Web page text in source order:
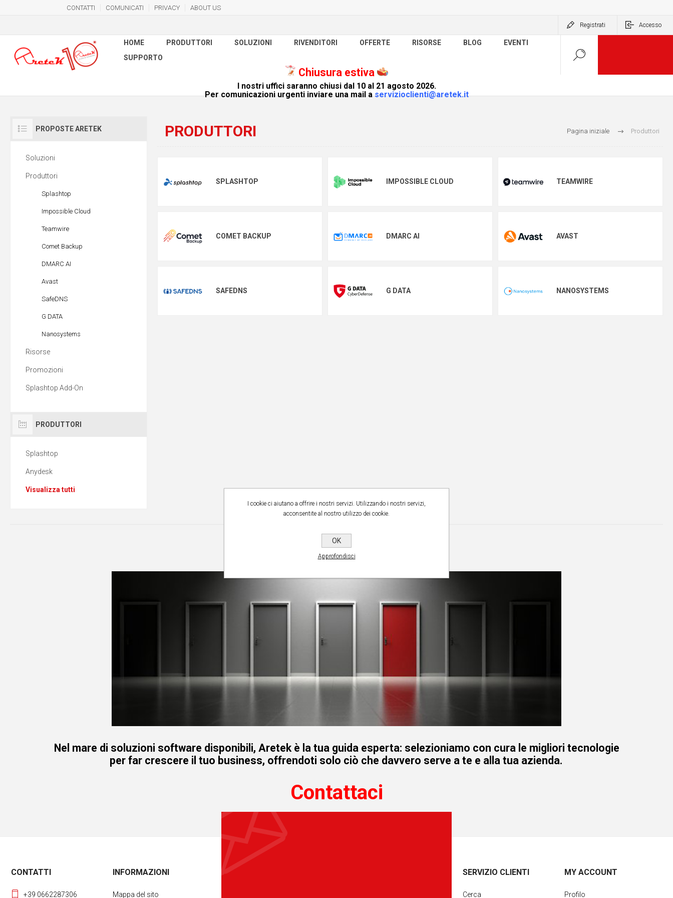
CONTATTI COMUNICATI PRIVACY ABOUT US
Registrati Accesso
HOME PRODUTTORI SOLUZIONI RIVENDITORI OFFERTE RISORSE BLOG
EVENTI
SUPPORTO
Chiusura estiva
I nostri uffici saranno chiusi dal 10 al 21 agosto 2026.
Per comunicazioni urgenti inviare una mail aservizioclienti@aretek.it
Pagina iniziale Produttori
PRODUTTORI
SPLASHTOP IMPOSSIBLE CLOUD TEAMWIRE
COMET BACKUP DMARC AI AVAST
SAFEDNS G DATA NANOSYSTEMS
PROPOSTE ARETEK
Soluzioni
Produttori
Splashtop
Impossible Cloud
Teamwire
Comet Backup
DMARC AI
Avast
SafeDNS
G DATA
Nanosystems
Risorse
Promozioni
Splashtop Add-On
PRODUTTORI
Splashtop
Anydesk
Visualizza tutti
Fai tue le soluzioni Aretek
Nel mare di soluzioni software disponibili, Aretek è la tua guida esperta: selezioniamo con cura le migliori tecnologie
per far crescere il tuo business, offrendoti solo ciò che davvero serve a te e alla tua azienda.
Contattaci
CONTATTI
+39 0662287306
INFORMAZIONI
Mappa del sito
SERVIZIO CLIENTI
Cerca
MY ACCOUNT
Profilo
I cookie ci aiutano a offrire i nostri servizi. Utilizzando i nostri servizi,
acconsentite al nostro utilizzo dei cookie.
OK
Approfondisci